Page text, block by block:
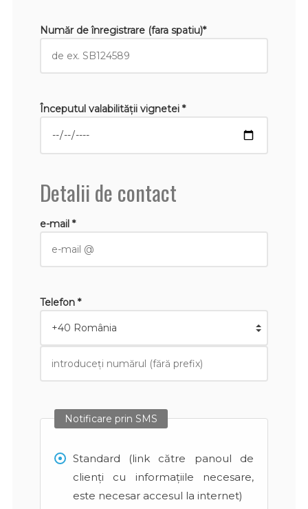
Număr de înregistrare (fara spatiu)*
Începutul valabilităţii vignetei *
Detalii de contact
e-mail *
Telefon *
Notificare prin SMS
Standard (link către panoul de
clienți cu informațiile necesare,
este necesar accesul la internet)